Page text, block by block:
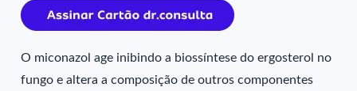
O miconazol age inibindo a biossíntese do ergosterol no
fungo e altera a composição de outros componentes